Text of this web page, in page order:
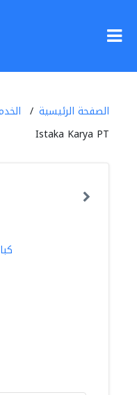
الصفحة الرئيسية
Istaka Karya PT